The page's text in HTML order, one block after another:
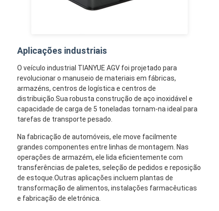
Aplicações industriais
O veículo industrial TIANYUE AGV foi projetado para
revolucionar o manuseio de materiais em fábricas,
armazéns, centros de logística e centros de
distribuição.Sua robusta construção de aço inoxidável e
capacidade de carga de 5 toneladas tornam-na ideal para
tarefas de transporte pesado.
Na fabricação de automóveis, ele move facilmente
grandes componentes entre linhas de montagem. Nas
operações de armazém, ele lida eficientemente com
transferências de paletes, seleção de pedidos e reposição
de estoque.Outras aplicações incluem plantas de
transformação de alimentos, instalações farmacêuticas
e fabricação de eletrónica.